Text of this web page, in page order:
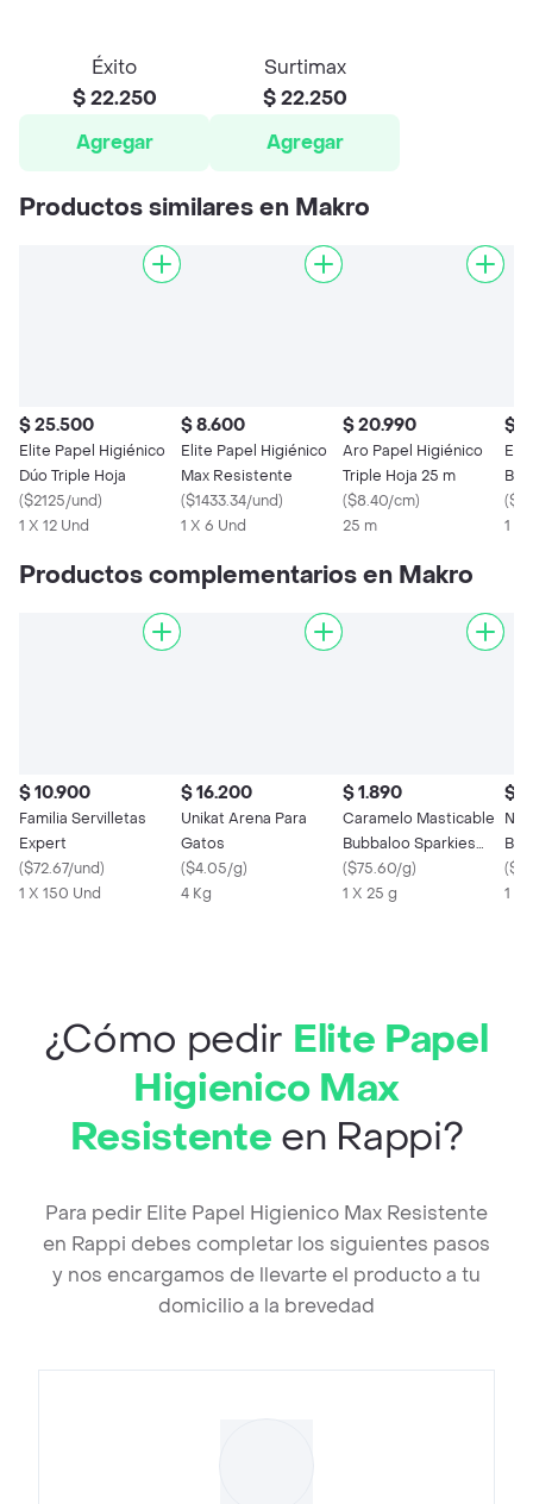
Éxito
$ 22.250
Agregar
Surtimax
$ 22.250
Agregar
Productos similares en Makro
$ 25.500
Elite Papel Higiénico
Dúo Triple Hoja
($2125/und)
1 X 12 Und
$ 8.600
Elite Papel Higiénico
Max Resistente
($1433.34/und)
1 X 6 Und
$ 20.990
Aro Papel Higiénico
Triple Hoja 25 m
($8.40/cm)
25 m
$
(
1 X
Productos complementarios en Makro
$ 10.900
Familia Servilletas
Expert
($72.67/und)
1 X 150 Und
$ 16.200
Unikat Arena Para
Gatos
($4.05/g)
4 Kg
$ 1.890
Caramelo Masticable
Bubbaloo Sparkies
Frutas 25 g
($75.60/g)
1 X 25 g
$
(
1 X
¿Cómo pedir Elite Papel
Higienico Max
Resistente en Rappi?
Para pedir Elite Papel Higienico Max Resistente
en Rappi debes completar los siguientes pasos
y nos encargamos de llevarte el producto a tu
domicilio a la brevedad